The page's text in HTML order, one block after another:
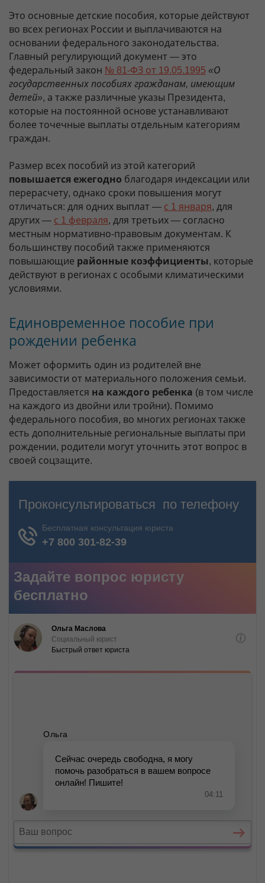
Это основные детские пособия, которые действуют
во всех регионах России и выплачиваются на
основании федерального законодательства.
Главный регулирующий документ — это
федеральный закон № 81-ФЗ от 19.05.1995 «О
государственных пособиях гражданам, имеющим
детей», а также различные указы Президента,
которые на постоянной основе устанавливают
более точечные выплаты отдельным категориям
граждан.
Размер всех пособий из этой категорий
повышается ежегодно благодаря индексации или
перерасчету, однако сроки повышения могут
отличаться: для одних выплат — с 1 января, для
других — с 1 февраля, для третьих — согласно
местным нормативно-правовым документам. К
большинству пособий также применяются
повышающие районные коэффициенты, которые
действуют в регионах с особыми климатическими
условиями.
Единовременное пособие при
рождении ребенка
Может оформить один из родителей вне
зависимости от материального положения семьи.
Предоставляется на каждого ребенка (в том числе
на каждого из двойни или тройни). Помимо
федерального пособия, во многих регионах также
есть дополнительные региональные выплаты при
рождении, родители могут уточнить этот вопрос в
своей соцзащите.